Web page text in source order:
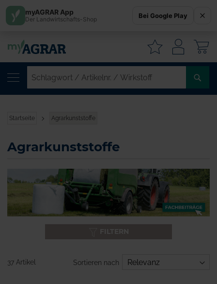
Startseite Agrarkunststoffe
Agrarkunststoffe
37 Artikel Sortieren nach
myAGRAR App
Der Landwirtschafts-Shop Bei Google Play